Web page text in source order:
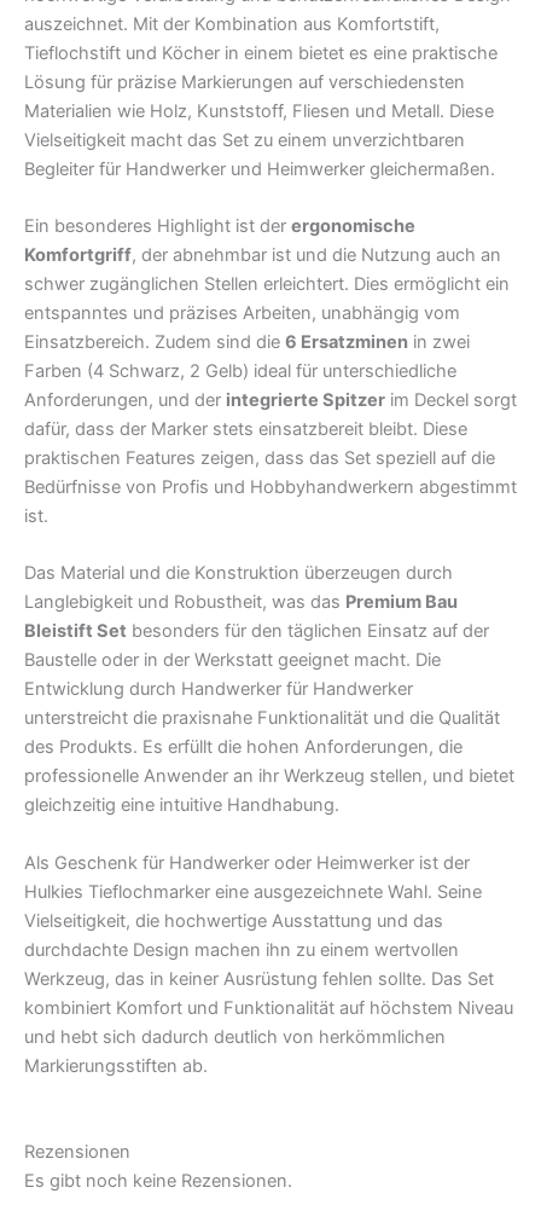
auszeichnet. Mit der Kombination aus Komfortstift,
Tieflochstift und Köcher in einem bietet es eine praktische
Lösung für präzise Markierungen auf verschiedensten
Materialien wie Holz, Kunststoff, Fliesen und Metall. Diese
Vielseitigkeit macht das Set zu einem unverzichtbaren
Begleiter für Handwerker und Heimwerker gleichermaßen.
Ein besonderes Highlight ist der ergonomische
Komfortgriff, der abnehmbar ist und die Nutzung auch an
schwer zugänglichen Stellen erleichtert. Dies ermöglicht ein
entspanntes und präzises Arbeiten, unabhängig vom
Einsatzbereich. Zudem sind die 6 Ersatzminen in zwei
Farben (4 Schwarz, 2 Gelb) ideal für unterschiedliche
Anforderungen, und der integrierte Spitzer im Deckel sorgt
dafür, dass der Marker stets einsatzbereit bleibt. Diese
praktischen Features zeigen, dass das Set speziell auf die
Bedürfnisse von Profis und Hobbyhandwerkern abgestimmt
ist.
Das Material und die Konstruktion überzeugen durch
Langlebigkeit und Robustheit, was das Premium Bau
Bleistift Set besonders für den täglichen Einsatz auf der
Baustelle oder in der Werkstatt geeignet macht. Die
Entwicklung durch Handwerker für Handwerker
unterstreicht die praxisnahe Funktionalität und die Qualität
des Produkts. Es erfüllt die hohen Anforderungen, die
professionelle Anwender an ihr Werkzeug stellen, und bietet
gleichzeitig eine intuitive Handhabung.
Als Geschenk für Handwerker oder Heimwerker ist der
Hulkies Tieflochmarker eine ausgezeichnete Wahl. Seine
Vielseitigkeit, die hochwertige Ausstattung und das
durchdachte Design machen ihn zu einem wertvollen
Werkzeug, das in keiner Ausrüstung fehlen sollte. Das Set
kombiniert Komfort und Funktionalität auf höchstem Niveau
und hebt sich dadurch deutlich von herkömmlichen
Markierungsstiften ab.
Rezensionen
Es gibt noch keine Rezensionen.